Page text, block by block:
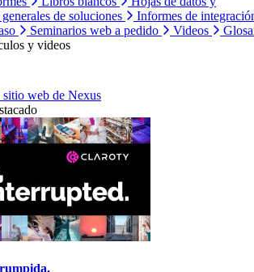
de soluciones
Informes de
Seminarios web a pedido Videos
y videos
sitio web de Nexus